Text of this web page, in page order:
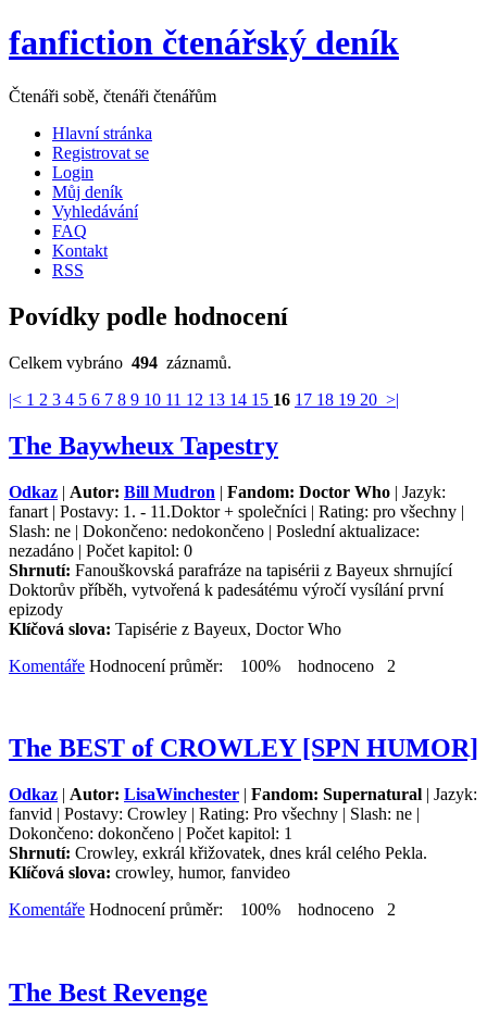
fanfiction čtenářský deník
Čtenáři sobě, čtenáři čtenářům
Hlavní stránka
Registrovat se
Login
Můj deník
Vyhledávání
FAQ
Kontakt
RSS
Povídky podle hodnocení
Celkem vybráno 494 záznamů.
|< 1 2 3 4 5 6 7 8 9 10 11 12 13 14 15 16 17 18 19 20 >|
The Baywheux Tapestry
Odkaz | Autor: Bill Mudron | Fandom: Doctor Who | Jazyk:
fanart | Postavy: 1. - 11.Doktor + společníci | Rating: pro všechny |
Slash: ne | Dokončeno: nedokončeno | Poslední aktualizace:
nezadáno | Počet kapitol: 0
Shrnutí: Fanouškovská parafráze na tapisérii z Bayeux shrnující
Doktorův příběh, vytvořená k padesátému výročí vysílání první
epizody
Klíčová slova: Tapisérie z Bayeux, Doctor Who
Komentáře Hodnocení průměr: 100% hodnoceno 2
The BEST of CROWLEY [SPN HUMOR]
Odkaz | Autor: LisaWinchester | Fandom: Supernatural | Jazyk:
fanvid | Postavy: Crowley | Rating: Pro všechny | Slash: ne |
Dokončeno: dokončeno | Počet kapitol: 1
Shrnutí: Crowley, exkrál křižovatek, dnes král celého Pekla.
Klíčová slova: crowley, humor, fanvideo
Komentáře Hodnocení průměr: 100% hodnoceno 2
The Best Revenge